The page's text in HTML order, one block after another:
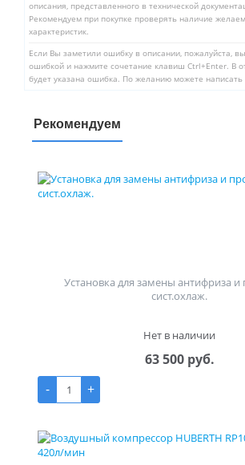
описания, представленного в технической
Рекомендуем при покупке проверять наличие
характеристик.
Если Вы заметили ошибку в описании, пожалуйста,
ошибкой и нажмите сочетание клавиш Ctrl+Enter. В
будет указана ошибка. По желанию можете написать
Рекомендуем
Установка для замены антифриза
сист.охлаж.
Нет в наличии
63 500 руб.
-
+